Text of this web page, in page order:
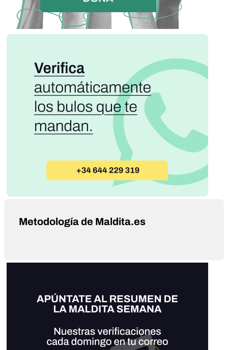
Metodología de Maldita.es